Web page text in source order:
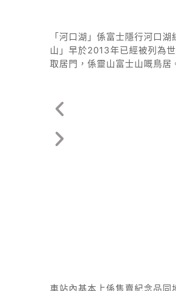
「河口湖」係富士隱行河口
山」早於2013年已經被列為
取居門，係靈山富士山嘅鳥居
車站內基本上係售賣紀念品